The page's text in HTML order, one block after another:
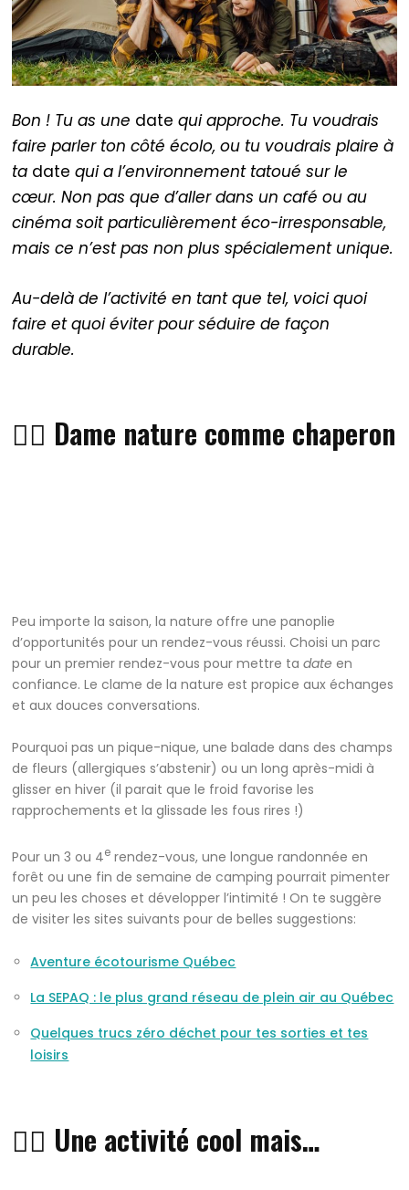
Bon ! Tu as une date qui approche. Tu voudrais
faire parler ton côté écolo, ou tu voudrais plaire à
ta date qui a l’environnement tatoué sur le
cœur. Non pas que d’aller dans un café ou au
cinéma soit particulièrement éco-irresponsable,
mais ce n’est pas non plus spécialement unique.
Au-delà de l’activité en tant que tel, voici quoi
faire et quoi éviter pour séduire de façon
durable.
👍🏽 Dame nature comme chaperon
Peu importe la saison, la nature offre une panoplie
d’opportunités pour un rendez-vous réussi. Choisi un parc
pour un premier rendez-vous pour mettre tadate en
confiance. Le clame de la nature est propice aux échanges
et aux douces conversations.
Pourquoi pas un pique-nique, une balade dans des champs
de fleurs (allergiques s’abstenir) ou un long après-midi à
glisser en hiver (il parait que le froid favorise les
rapprochements et la glissade les fous rires !)
Pour un 3 ou 4e rendez-vous, une longue randonnée en
forêt ou une fin de semaine de camping pourrait pimenter
un peu les choses et développer l’intimité ! On te suggère
de visiter les sites suivants pour de belles suggestions:
Aventure écotourisme Québec
La SEPAQ : le plus grand réseau de plein air au Québec
Quelques trucs zéro déchet pour tes sorties et tes
loisirs
👎🏼 Une activité cool mais…